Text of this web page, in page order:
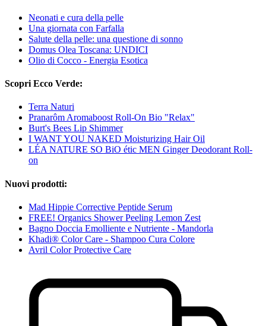
Neonati e cura della pelle
Una giornata con Farfalla
Salute della pelle: una questione di sonno
Domus Olea Toscana: UNDICI
Olio di Cocco - Energia Esotica
Scopri Ecco Verde:
Terra Naturi
Pranarôm Aromaboost Roll-On Bio "Relax"
Burt's Bees Lip Shimmer
I WANT YOU NAKED Moisturizing Hair Oil
LÉA NATURE SO BiO étic MEN Ginger Deodorant Roll-
on
Nuovi prodotti:
Mad Hippie Corrective Peptide Serum
FREE! Organics Shower Peeling Lemon Zest
Bagno Doccia Emolliente e Nutriente - Mandorla
Khadi® Color Care - Shampoo Cura Colore
Avril Color Protective Care